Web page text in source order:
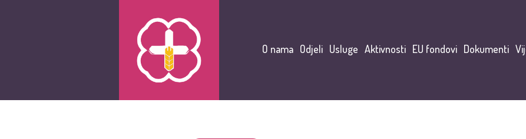
O nama Odjeli Usluge Aktivnosti EU fondovi Dokumenti